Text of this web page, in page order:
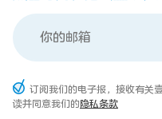
订阅我们的电子报，接收有关
读并同意我们的隐私条款